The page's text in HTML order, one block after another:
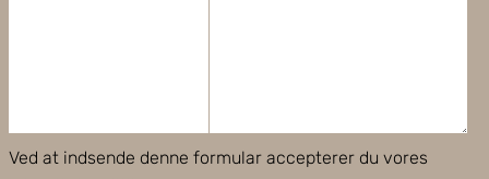
Ved at indsende denne formular accepterer du vores